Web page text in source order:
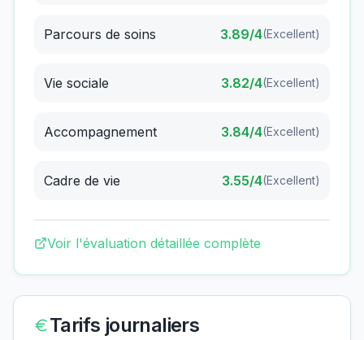
Parcours de soins 3.89/4(Excellent)
Vie sociale 3.82/4(Excellent)
Accompagnement 3.84/4(Excellent)
Cadre de vie 3.55/4(Excellent)
Voir l'évaluation détaillée complète
Tarifs journaliers